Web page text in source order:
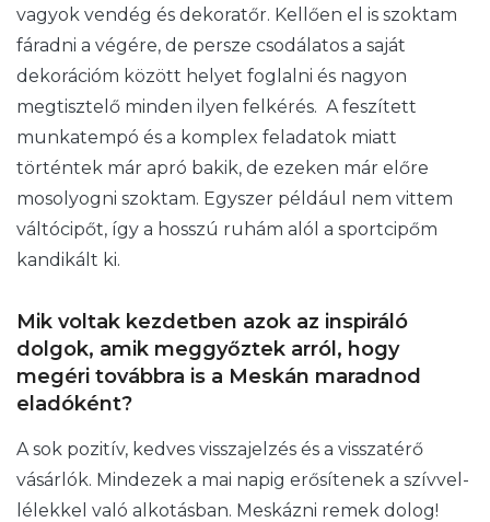
vagyok vendég és dekoratőr. Kellően el is szoktam
fáradni a végére, de persze csodálatos a saját
dekorációm között helyet foglalni és nagyon
megtisztelő minden ilyen felkérés. A feszített
munkatempó és a komplex feladatok miatt
történtek már apró bakik, de ezeken már előre
mosolyogni szoktam. Egyszer például nem vittem
váltócipőt, így a hosszú ruhám alól a sportcipőm
kandikált ki.
Mik voltak kezdetben azok az inspiráló
dolgok, amik meggyőztek arról, hogy
megéri továbbra is a Meskán maradnod
eladóként?
A sok pozitív, kedves visszajelzés és a visszatérő
vásárlók. Mindezek a mai napig erősítenek a szívvel-
lélekkel való alkotásban. Meskázni remek dolog!